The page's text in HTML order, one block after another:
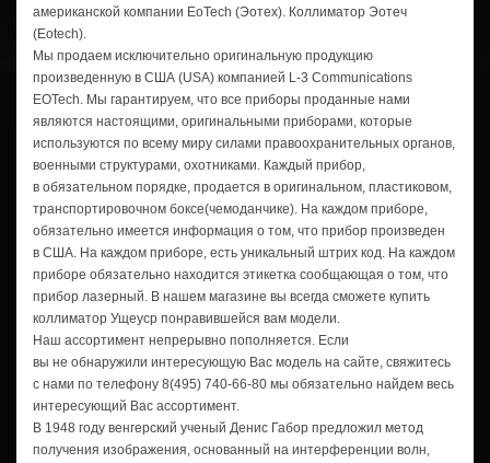
американской компании EoTech (Эотех). Коллиматор Эотеч
(Eotech).
Мы продаем исключительно оригинальную продукцию
произведенную в США (USA) компанией L-3 Communications
EOTech. Мы гарантируем, что все приборы проданные нами
являются настоящими, оригинальными приборами, которые
используются по всему миру силами правоохранительных органов,
военными структурами, охотниками. Каждый прибор,
в обязательном порядке, продается в оригинальном, пластиковом,
транспортировочном боксе(чемоданчике). На каждом приборе,
обязательно имеется информация о том, что прибор произведен
в США. На каждом приборе, есть уникальный штрих код. На каждом
приборе обязательно находится этикетка сообщающая о том, что
прибор лазерный. В нашем магазине вы всегда сможете купить
коллиматор Ущеуср понравившейся вам модели.
Наш ассортимент непрерывно пополняется. Если
вы не обнаружили интересующую Вас модель на сайте, свяжитесь
с нами по телефону 8(495) 740-66-80 мы обязательно найдем весь
интересующий Вас ассортимент.
В 1948 году венгерский ученый Денис Габор предложил метод
получения изображения, основанный на интерференции волн,